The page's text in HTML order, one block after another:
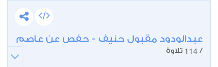
عبدالودود مقبول حنيف - حفص عن عاصم
/
114 تلاوة